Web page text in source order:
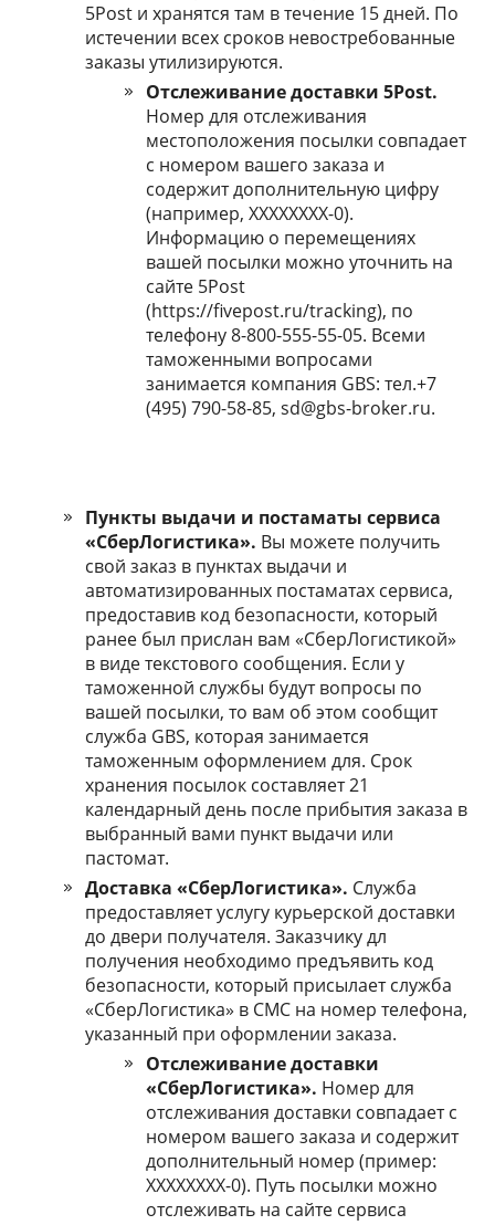
5Post и хранятся там в течение 15 дней. По
истечении всех сроков невостребованные
заказы утилизируются.
Отслеживание доставки 5Post.
Номер для отслеживания
местоположения посылки совпадает
с номером вашего заказа и
содержит дополнительную цифру
(например, XXXXXXXX-0).
Информацию о перемещениях
вашей посылки можно уточнить на
сайте 5Post
(https://fivepost.ru/tracking), по
телефону 8-800-555-55-05. Всеми
таможенными вопросами
занимается компания GBS: тел.+7
(495) 790-58-85, sd@gbs-broker.ru.
Пункты выдачи и постаматы сервиса
«СберЛогистика». Вы можете получить
свой заказ в пунктах выдачи и
автоматизированных постаматах сервиса,
предоставив код безопасности, который
ранее был прислан вам «СберЛогистикой»
в виде текстового сообщения. Если у
таможенной службы будут вопросы по
вашей посылки, то вам об этом сообщит
служба GBS, которая занимается
таможенным оформлением для. Срок
хранения посылок составляет 21
календарный день после прибытия заказа в
выбранный вами пункт выдачи или
пастомат.
Доставка «СберЛогистика». Служба
предоставляет услугу курьерской доставки
до двери получателя. Заказчику дл
получения необходимо предъявить код
безопасности, который присылает служба
«СберЛогистика» в СМС на номер телефона,
указанный при оформлении заказа.
Отслеживание доставки
«СберЛогистика». Номер для
отслеживания доставки совпадает с
номером вашего заказа и содержит
дополнительный номер (пример:
XXXXXXXX-0). Путь посылки можно
отслеживать на сайте сервиса